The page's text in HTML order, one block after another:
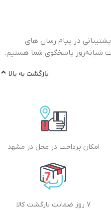
پشتیبانی در پیام رسان های
بازگشت به بالا
امکان پرداخت در محل در مشهد
7 روز ضمانت بازگشت کالا